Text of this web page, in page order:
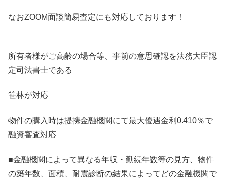
なおZOOM面談簡易査定にも対応しております！
所有者様がご高齢の場合等、事前の意思確認を法務大臣認
定司法書士である
笹林が対応
物件の購入時は提携金融機関にて最大優遇金利0.410％で
融資審査対応
■金融機関によって異なる年収・勤続年数等の見方、物件
の築年数、面積、耐震診断の結果によってどの金融機関で